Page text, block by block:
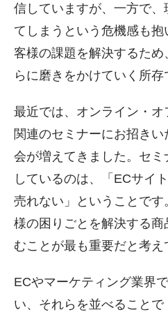
信していますが、一方で
てしまうという危機感も
客様の課題を解決するため
らに磨きをかけていく所存
最近では、オンライン・
関連のセミナーにお招き
会が増えてきました。セミ
しているのは、「ECサイ
売れない」ということで
様の困りごとを解決する
むことが最も重要だと考え
ECやマーケティング業界
い、それらを並べること